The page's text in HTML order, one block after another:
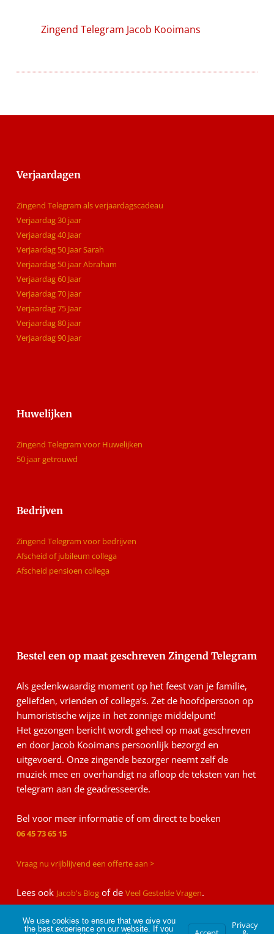
Zingend Telegram Jacob Kooimans
Verjaardagen
Zingend Telegram als verjaardagscadeau
Verjaardag 30 jaar
Verjaardag 40 Jaar
Verjaardag 50 Jaar Sarah
Verjaardag 50 jaar Abraham
Verjaardag 60 Jaar
Verjaardag 70 jaar
Verjaardag 75 Jaar
Verjaardag 80 jaar
Verjaardag 90 Jaar
Huwelijken
Zingend Telegram voor Huwelijken
50 jaar getrouwd
Bedrijven
Zingend Telegram voor bedrijven
Afscheid of jubileum collega
Afscheid pensioen collega
Bestel een op maat geschreven Zingend Telegram
Als gedenkwaardig moment op het feest van je familie,
geliefden, vrienden of collega’s. Zet de hoofdpersoon op
humoristische wijze in het zonnige middelpunt!
Het gezongen bericht wordt geheel op maat geschreven
en door Jacob Kooimans persoonlijk bezorgd en
uitgevoerd. Onze zingende bezorger neemt zelf de
muziek mee en overhandigt na afloop de teksten van het
telegram aan de geadresseerde.
Bel voor meer informatie of om direct te boeken
06 45 73 65 15
Vraag nu vrijblijvend een offerte aan >
Lees ook Jacob's Blogof de Veel Gestelde Vragen.
We use cookies to ensure that we give you
the best experience on our website. If you
Privacy